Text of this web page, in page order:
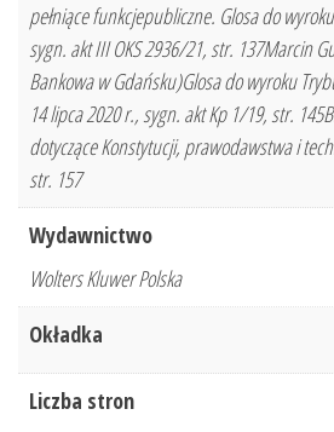
pełniące funkcjepubliczne. Glosa do
sygn. akt III OKS 2936/21, str. 137Marcin
Bankowa w Gdańsku)Glosa do wyroku
14 lipca 2020 r., sygn. akt Kp 1/19, str.
dotyczące Konstytucji, prawodawstwa i
str. 157
Wydawnictwo
Wolters Kluwer Polska
Okładka
Liczba stron